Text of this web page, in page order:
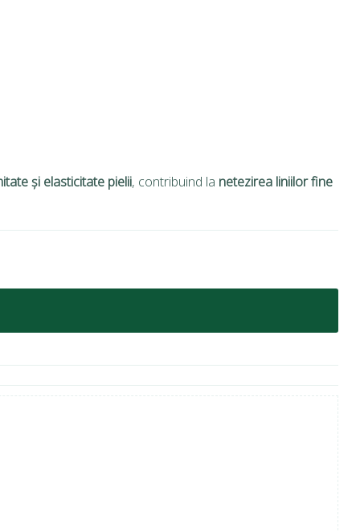
și elasticitate pielii, contribuind la netezirea liniilor fine